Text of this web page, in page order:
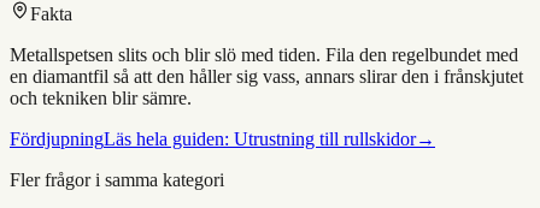
Fakta
Metallspetsen slits och blir slö med tiden. Fila den regelbundet med
en diamantfil så att den håller sig vass, annars slirar den i frånskjutet
och tekniken blir sämre.
FördjupningLäs hela guiden: Utrustning till rullskidor→
Fler frågor i samma kategori